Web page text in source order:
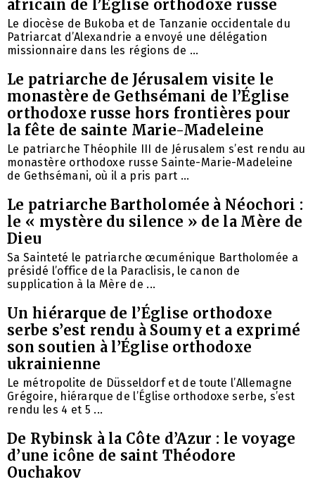
africain de l’Église orthodoxe russe
Le diocèse de Bukoba et de Tanzanie occidentale du
Patriarcat d’Alexandrie a envoyé une délégation
missionnaire dans les régions de ...
Le patriarche de Jérusalem visite le
monastère de Gethsémani de l’Église
orthodoxe russe hors frontières pour
la fête de sainte Marie-Madeleine
Le patriarche Théophile III de Jérusalem s’est rendu au
monastère orthodoxe russe Sainte-Marie-Madeleine
de Gethsémani, où il a pris part ...
Le patriarche Bartholomée à Néochori :
le « mystère du silence » de la Mère de
Dieu
Sa Sainteté le patriarche œcuménique Bartholomée a
présidé l’office de la Paraclisis, le canon de
supplication à la Mère de ...
Un hiérarque de l’Église orthodoxe
serbe s’est rendu à Soumy et a exprimé
son soutien à l’Église orthodoxe
ukrainienne
Le métropolite de Düsseldorf et de toute l’Allemagne
Grégoire, hiérarque de l’Église orthodoxe serbe, s’est
rendu les 4 et 5 ...
De Rybinsk à la Côte d’Azur : le voyage
d’une icône de saint Théodore
Ouchakov